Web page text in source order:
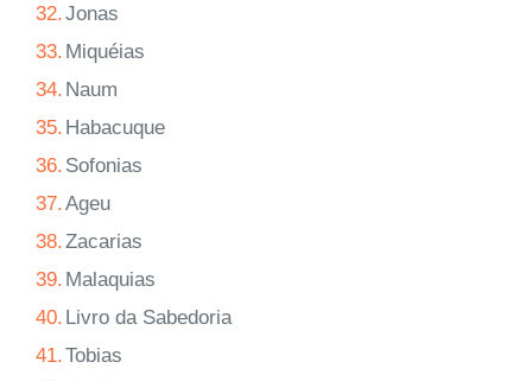
32.Jonas
33. Miquéias
34. Naum
35. Habacuque
36. Sofonias
37.Ageu
38.Zacarias
39. Malaquias
40. Livro da Sabedoria
41.Tobias